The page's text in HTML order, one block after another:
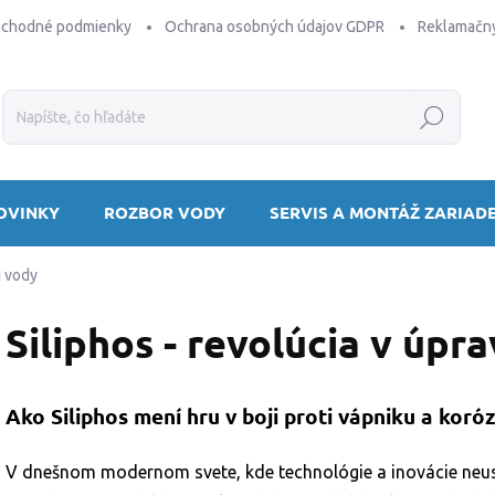
podmienky Ochrana osobných údajov GDPR
Hľadať
ROZBOR VODY SERVIS A MONTÁŽ
vody
Siliphos - revolúcia v
Ako Siliphos mení hru v boji proti vápniku a
V dnešnom modernom svete, kde technológie a inovácie